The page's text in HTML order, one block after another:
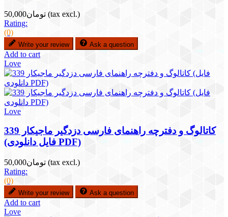
تومان50,000 (tax excl.)
Rating:
(0)
Write your review Ask a question
Add to cart
Love
Love
کاتالوگ و دفترچه راهنمای فارسی دزدگیر ماجیکار 339
(فایل دانلودی PDF)
تومان50,000 (tax excl.)
Rating:
(0)
Write your review Ask a question
Add to cart
Love